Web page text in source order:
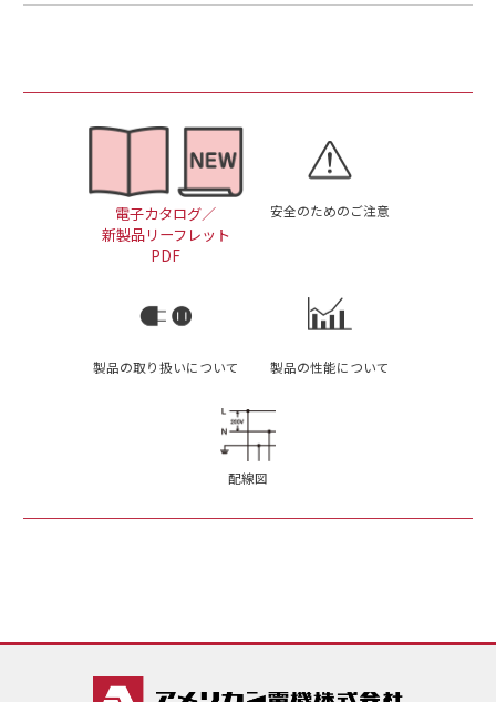
電子カタログ／
新製品リーフレット
PDF
安全のためのご注意
製品の取り扱いについて 製品の性能について
配線図